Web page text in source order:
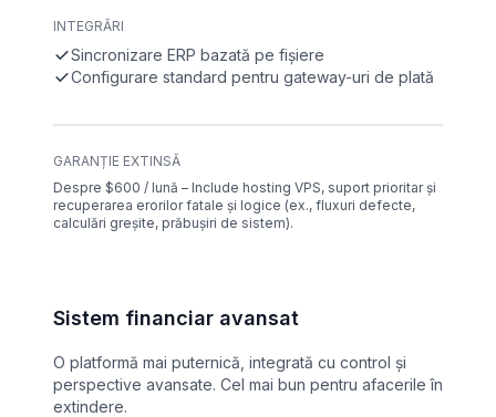
INTEGRĂRI
Sincronizare ERP bazată pe fișiere
Configurare standard pentru gateway-uri de plată
GARANȚIE EXTINSĂ
Despre $600 / lună – Include hosting VPS, suport prioritar și
recuperarea erorilor fatale și logice (ex., fluxuri defecte,
calculări greșite, prăbușiri de sistem).
Sistem financiar avansat
O platformă mai puternică, integrată cu control și
perspective avansate. Cel mai bun pentru afacerile în
extindere.